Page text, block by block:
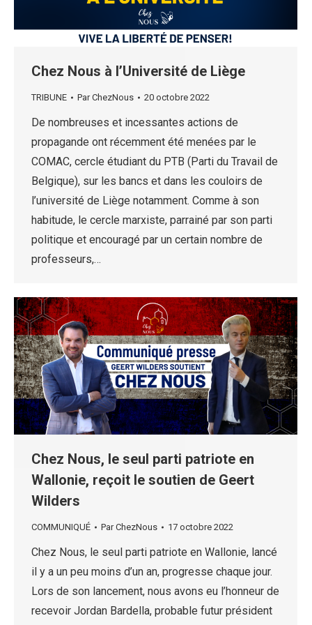
Chez Nous à l’Université de Liège
TRIBUNE ParChezNous 20 octobre 2022
De nombreuses et incessantes actions de
propagande ont récemment été menées par le
COMAC, cercle étudiant du PTB (Parti du Travail de
Belgique), sur les bancs et dans les couloirs de
l’université de Liège notamment. Comme à son
habitude, le cercle marxiste, parrainé par son parti
politique et encouragé par un certain nombre de
professeurs,…
Chez Nous, le seul parti patriote en
Wallonie, reçoit le soutien de Geert
Wilders
COMMUNIQUÉ ParChezNous 17 octobre 2022
Chez Nous, le seul parti patriote en Wallonie, lancé
il y a un peu moins d’un an, progresse chaque jour.
Lors de son lancement, nous avons eu l’honneur de
recevoir Jordan Bardella, probable futur président